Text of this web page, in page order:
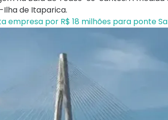
de Itaparica.
empresa por R$ 18 milhões para ponte